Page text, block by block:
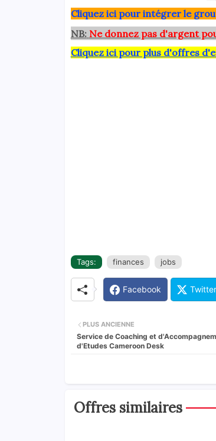
Cliquez ici pour intégrer le grou
NB: Ne donnez pas d'argent
Cliquez ici pour plus d'offres
Tags: finances jobs
Facebook Twitter
PLUS ANCIENNE
Service de Coaching et
d'Etudes Cameroon Desk
Offres similaires